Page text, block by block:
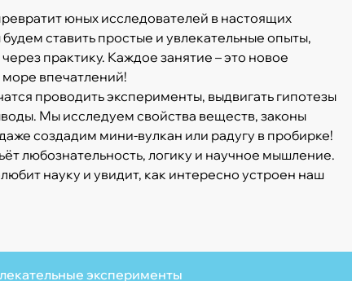
юных исследователей в настоящих
ставить простые и увлекательные опыты,
практику. Каждое занятие – это новое
впечатлений!
проводить эксперименты, выдвигать гипотезы
Мы исследуем свойства веществ, законы
создадим мини-вулкан или радугу в пробирке!
любознательность, логику и научное мышление.
науку и увидит, как интересно устроен наш
эксперименты